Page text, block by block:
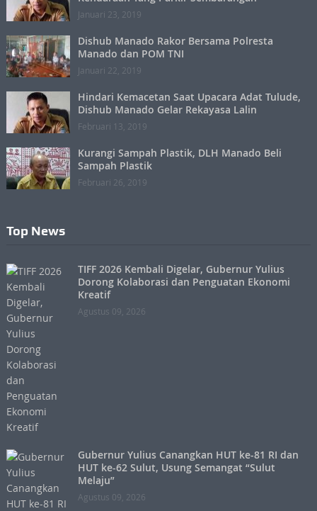
Januari 23, 2019
Dishub Manado Rakor Bersama Polresta
Manado dan POM TNI
Januari 22, 2019
Hindari Kemacetan Saat Upacara Adat Tulude,
Dishub Manado Gelar Rekayasa Lalin
Februari 13, 2019
Kurangi Sampah Plastik, DLH Manado Beli
Sampah Plastik
Februari 26, 2019
Top News
TIFF 2026 Kembali Digelar, Gubernur Yulius
Dorong Kolaborasi dan Penguatan Ekonomi
Kreatif
Agustus 09, 2026
Gubernur Yulius Canangkan HUT ke-81 RI dan
HUT ke-62 Sulut, Usung Semangat “Sulut
Melaju”
Agustus 09, 2026